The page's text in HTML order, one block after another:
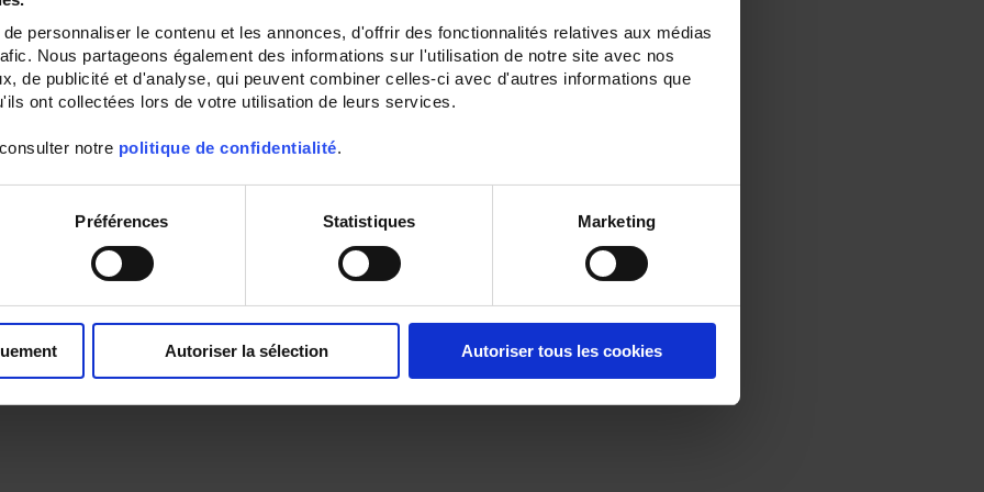
personnaliser le contenu et les annonces, d'offrir des fonctionnalités relatives aux médias
Nous partageons également des informations sur l'utilisation de notre site avec nos
de publicité et d'analyse, qui peuvent combiner celles-ci avec d'autres informations que
ont collectées lors de votre utilisation de leurs services.
notre politique de confidentialité.
Préférences Statistiques Marketing
Autoriser la sélection Autoriser tous les cookies